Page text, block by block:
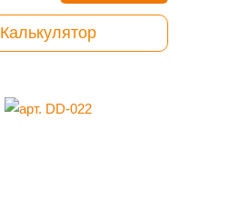
Калькулятор